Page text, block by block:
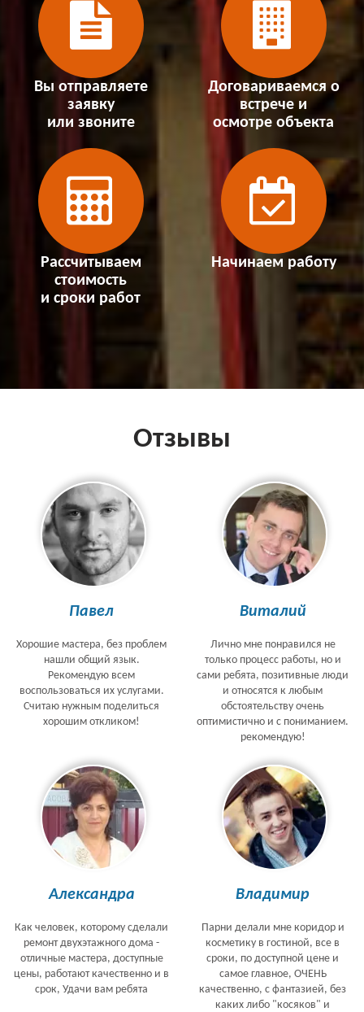
Вы отправляете
заявку
или звоните
Договариваемся о
встрече и
осмотре объекта
Рассчитываем
стоимость
и сроки работ
Начинаем работу
Отзывы
Павел
Хорошие мастера, без проблем
нашли общий язык.
Рекомендую всем
воспользоваться их услугами.
Считаю нужным поделиться
хорошим откликом!
Виталий
Лично мне понравился не
только процесс работы, но и
сами ребята, позитивные люди
и относятся к любым
обстоятельству очень
оптимистично и с пониманием.
рекомендую!
Александра
Как человек, которому сделали
ремонт двухэтажного дома -
отличные мастера, доступные
цены, работают качественно и в
срок, Удачи вам ребята
Владимир
Парни делали мне коридор и
косметику в гостиной, все в
сроки, по доступной цене и
самое главное, ОЧЕНЬ
качественно, с фантазией, без
каких либо "косяков" и